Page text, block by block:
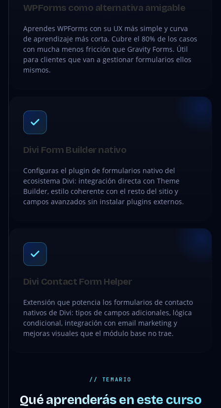
WPForms como alternativa amigable
Aprendes WPForms con su UX más simple y curva
de aprendizaje más corta. Cubre el 80% de los casos
con mucha menos fricción que Gravity Forms. Útil
para clientes que van a gestionar formularios ellos
mismos.
Divi Form Builder nativo
Configuras el plugin de formularios nativo del
ecosistema Divi: integración directa con Theme
Builder, estilo coherente con el resto del sitio y
campos avanzados sin instalar plugins externos.
Divi Contact Form Helper
Extensión que potencia los formularios de contacto
nativos de Divi: tipos de campos adicionales, lógica
condicional, integración con email marketing y
mejoras visuales que el módulo base no trae.
// TEMARIO
Qué aprenderás en este curso